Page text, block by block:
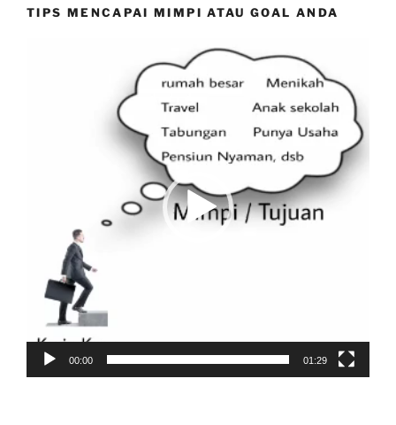
TIPS MENCAPAI MIMPI ATAU GOAL ANDA
00:00 01:29